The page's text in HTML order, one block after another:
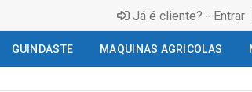
Já é cliente? - Entrar
GUINDASTE MAQUINAS AGRICOLAS